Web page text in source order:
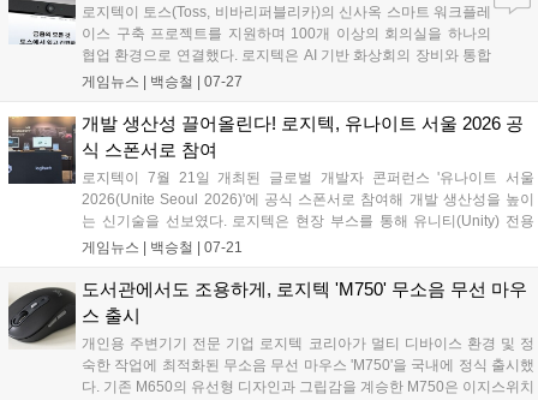
로지텍이 토스(Toss, 비바리퍼블리카)의 신사옥 스마트 워크플레
이스 구축 프로젝트를 지원하며 100개 이상의 회의실을 하나의
협업 환경으로 연결했다. 로지텍은 AI 기반 화상회의 장비와 통합
관리 플랫폼을 공급해 회의 준비 시간을 단축하고 업무 운영 효율
관되고 신속한 협업 환경을 구현하게 됐다....
게임뉴스 | 백승철 | 07-27
개발 생산성 끌어올린다! 로지텍, 유나이트 서울 2026 공
식 스폰서로 참여
로지텍이 7월 21일 개최된 글로벌 개발자 콘퍼런스 '유나이트 서울
2026(Unite Seoul 2026)'에 공식 스폰서로 참여해 개발 생산성을 높이
는 신기술을 선보였다. 로지텍은 현장 부스를 통해 유니티(Unity) 전용
'액션링(Actions Ring)' 소프트웨어 및 Windows 11 햅틱 피드백을 지원
게임 개발 환경의 워크플로우를 단순화하고 작업 효율을 제고하기 위한
일환으로 추진됐다....
게임뉴스 | 백승철 | 07-21
도서관에서도 조용하게, 로지텍 'M750' 무소음 무선 마우
스 출시
개인용 주변기기 전문 기업 로지텍 코리아가 멀티 디바이스 환경 및 정
숙한 작업에 최적화된 무소음 무선 마우스 'M750'을 국내에 정식 출시했
다. 기존 M650의 유선형 디자인과 그립감을 계승한 M750은 이지스위치